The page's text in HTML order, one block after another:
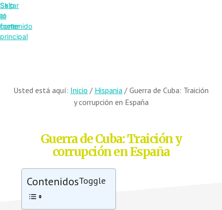
Saltar
al
contenido
principal
Skip
to
footer
Usted está aquí: Inicio / Hispania / Guerra de Cuba: Traición
y corrupción en España
Guerra de Cuba: Traición y
corrupción en España
ContenidosToggle